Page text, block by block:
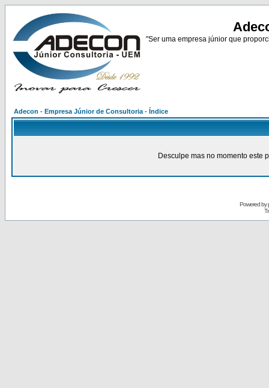
"Ser uma empresa júnior que
Adecon - Empresa Júnior de Consultoria - Índice
Desculpe mas no momento este
Powered by